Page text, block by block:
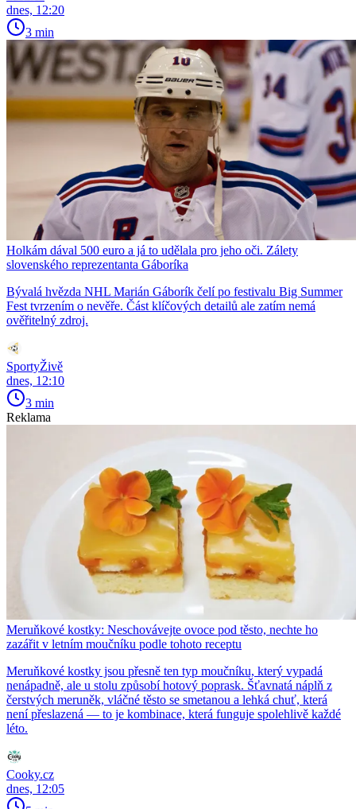
dnes, 12:20
3 min
Holkám dával 500 euro a já to udělala pro jeho oči. Zálety
slovenského reprezentanta Gáboríka
Bývalá hvězda NHL Marián Gáborík čelí po festivalu Big Summer
Fest tvrzením o nevěře. Část klíčových detailů ale zatím nemá
ověřitelný zdroj.
SportyŽivě
dnes, 12:10
3 min
Reklama
Meruňkové kostky: Neschovávejte ovoce pod těsto, nechte ho
zazářit v letním moučníku podle tohoto receptu
Meruňkové kostky jsou přesně ten typ moučníku, který vypadá
nenápadně, ale u stolu způsobí hotový poprask. Šťavnatá náplň z
čerstvých meruněk, vláčné těsto se smetanou a lehká chuť, která
není přeslazená — to je kombinace, která funguje spolehlivě každé
léto.
Cooky.cz
dnes, 12:05